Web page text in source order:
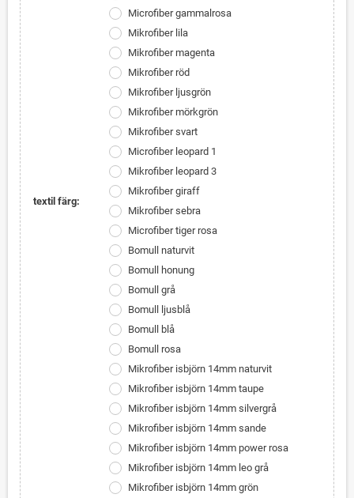
textil färg:
Microfiber gammalrosa
Mikrofiber lila
Mikrofiber magenta
Mikrofiber röd
Mikrofiber ljusgrön
Mikrofiber mörkgrön
Mikrofiber svart
Microfiber leopard 1
Mikrofiber leopard 3
Mikrofiber giraff
Mikrofiber sebra
Microfiber tiger rosa
Bomull naturvit
Bomull honung
Bomull grå
Bomull ljusblå
Bomull blå
Bomull rosa
Mikrofiber isbjörn 14mm naturvit
Mikrofiber isbjörn 14mm taupe
Mikrofiber isbjörn 14mm silvergrå
Mikrofiber isbjörn 14mm sande
Mikrofiber isbjörn 14mm power rosa
Mikrofiber isbjörn 14mm leo grå
Mikrofiber isbjörn 14mm grön